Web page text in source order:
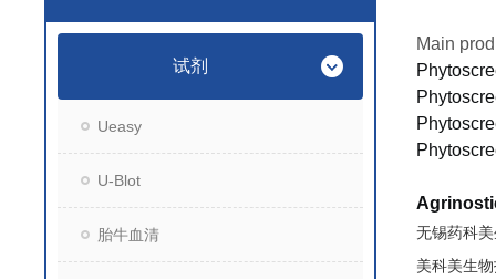
试剂
Ueasy
U-Blot
胎牛血清
Main
无锡药科
美科美生